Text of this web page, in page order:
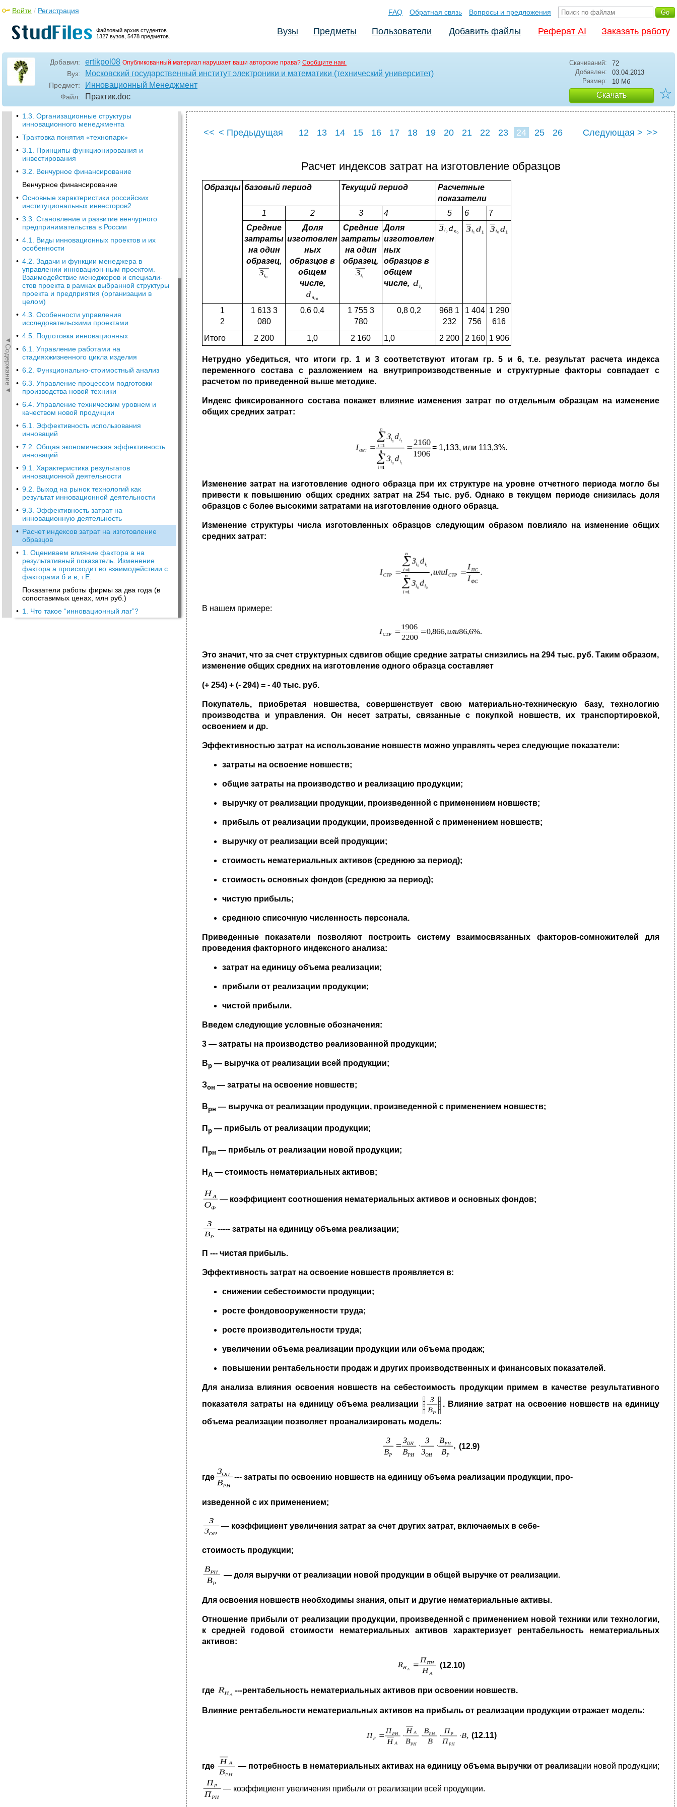
Файловый архив студентов.
1327 вузов, 5478 предметов.
Войти / Регистрация FAQ Обратная связь Вопросы и предложения
Вузы Предметы Пользователи Добавить файлы Реферат AI Заказать работу
Добавил: ertikpol08 Опубликованный материал нарушает ваши авторские права? Сообщите нам.
Вуз: Московский государственный институт электроники и математики (технический университет)
Предмет: Инновационный Менеджмент
Файл: Практик.doc
Скачиваний:
72
Добавлен:
03.04.2013
Размер:
10 Мб
Скачать ☆
◄Содержание◄
• Тема VII. Методы отбора и эффективность
инновационных проектов.
6.2. Средства обеспечения освоения
дисциплины
7. Материально-техническое обеспечение
дисциплины
1.1. Основные понятия инновационного
• 1.3. Организационные структуры
инновационного менеджмента
• Трактовка понятия «технопарк»
• 3.1. Принципы функционирования и
инвестирования
• 3.2. Венчурное финансирование
Венчурное финансирование
• Основные характеристики российских
институциональных инвесторов2
• 3.3. Становление и развитие венчурного
предпринимательства в России
• 4.1. Виды инновационных проектов и их
особенности
• 4.2. Задачи и функции менеджера в
управлении инновацион-ным проектом.
Взаимодействие менеджеров и специали-
стов проекта в рамках выбранной структуры
проекта и предприятия (организации в
целом)
• 4.3. Особенности управления
исследовательскими проектами
• 4.5. Подготовка инновационных
• 6.1. Управление работами на
стадияхжизненного цикла изделия
• 6.2. Функционально-стоимостный анализ
• 6.3. Управление процессом подготовки
производства новой техники
• 6.4. Управление техническим уровнем и
качеством новой продукции
• 6.1. Эффективность использования
инноваций
• 7.2. Общая экономическая эффективность
инноваций
• 9.1. Характеристика результатов
инновационной деятельности
• 9.2. Выход на рынок технологий как
результат инновационной деятельности
• 9.3. Эффективность затрат на
инновационную деятельность
• Расчет индексов затрат на изготовление
образцов
• 1. Оцениваем влияние фактора а на
результативный показатель. Изменение
фактора а происходит во взаимодействии с
факторами б и в, т.Е.
Показатели работы фирмы за два года (в
сопоставимых ценах, млн руб.)
• 1. Что такое “инновационный лаг”?
<< < Предыдущая 12 13 14 15 16 17 18 19 20 21 22 23 24 25 26 Следующая > >>
Расчет индексов затрат на изготовление образцов
Образцы базовый период Текущий период
Расчетные
показатели
1
2 3 4 5 6
7
Средние
затраты
на один
образец,
Доля
изготовлен­
ных
образцов в
общем
числе,
Средние
затраты
на один
образец,
Доля
изготовлен­
ных
образцов в
общем
числе,
1
2
1 613 3
080
0,6 0,4
1 755 3
780
0,8 0,2
968 1
232
1 404
756
1 290
616
Итого
2 200 1,0 2 160 1,0 2 200 2 160 1 906
Нетрудно убедиться, что итоги гр. 1 и 3 соответствуют итогам гр. 5 и 6, т.е. результат расчета индекса
переменного состава с разложением на внутрипроизводственные и структурные факторысовпадает с
расчетом по приведенной выше методике.
Индекс фиксированного состава покажет влияние изменения затрат по отдельным образцам на изменение
общих средних затрат:
= 1,133, или 113,3%.
Изменение затрат на изготовление одного образца при их структуре на уровне отчетного периода могло бы
привести к повышению общих средних затрат на 254 тыс. руб. Однако в текущем периоде снизилась доля
образцов с более высокими затратами на изготовление одного образца.
Изменение структуры числа изготовленных образцов следующим образом повлияло на изме­нение общих
средних затрат:
В нашем примере:
Это значит, что за счет структурных сдвигов общие средние затраты снизились на 294 тыс. руб. Таким образом,
изменение общих средних на изготовление одного образца составляет
(+ 254) + (- 294) = - 40 тыс. руб.
Покупатель, приобретая новшества, совершенствует свою материально-техническую базу, технологию
производства и управления. Он несет затраты, связанные с покупкой новшеств, их транспортировкой,
освоением и др.
Эффективностью затрат на использование новшеств можно управлять через следующие пока­затели:
затраты на освоение новшеств;
общие затраты на производство и реализацию продукции;
выручку от реализации продукции, произведенной с применением новшеств;
прибыль от реализации продукции, произведенной с применением новшеств;
выручку от реализации всей продукции;
стоимость нематериальных активов (среднюю за период);
стоимость основных фондов (среднюю за период);
чистую прибыль;
среднюю списочную численность персонала.
Приведенные показатели позволяют построить систему взаимосвязанных факторов-сомно­жителей для
проведения факторного индексного анализа:
затрат на единицу объема реализации;
прибыли от реализации продукции;
чистой прибыли.
Введем следующие условные обозначения:
3 — затраты на производство реализованной продукции;
Вр — выручка от реализации всей продукции;
Зон — затраты на освоение новшеств;
Врн — выручка от реализации продукции, произведенной с применением новшеств;
П р — прибыль от реализации продукции;
П рн — прибыль от реализации новой продукции;
Н А — стоимость нематериальных активов;
— коэффициент соотношения нематериальных активов и основных фондов;
----- затраты на единицу объема реализации;
П --- чистая прибыль.
Эффективность затрат на освоение новшеств проявляется в:
снижении себестоимости продукции;
росте фондовооруженности труда;
росте производительности труда;
увеличении объема реализации продукции или объема продаж;
повышении рентабельности продаж и других производственных и финансовых показателей.
Для анализа влияния освоения новшеств на себестоимость продукции примем в качестве ре­зультативного
показателя затраты на единицу объема реализации
. Влияние затрат на ос­воение новшеств на единицу
объема реализации позволяет проанализировать модель:
(12.9)
где --- затраты по освоению новшеств на единицу объема реализации продукции, про-
изведенной с их применением;
— коэффициент увеличения затрат за счет других затрат, включаемых в себе-
стоимость продукции;
— доля выручки от реализации новой продукции в общей выручке от реализации.
Для освоения новшеств необходимы знания, опыт и другие нематериальные активы.
Отношение прибыли от реализации продукции, произведенной с применением новой техники или технологии,
к средней годовой стоимости нематериальных активов характеризует рентабель­ность нематериальных
активов:
(12.10)
где ---рентабельность нематериальных активов при освоении новшеств.
Влияние рентабельности нематериальных активов на прибыль от реализации продукции отра­жает модель:
(12.11)
где — потребность в нематериальных активах на единицу объема выручки от реализации новой продукции;
— коэффициент увеличения прибыли от реализации всей продукции.